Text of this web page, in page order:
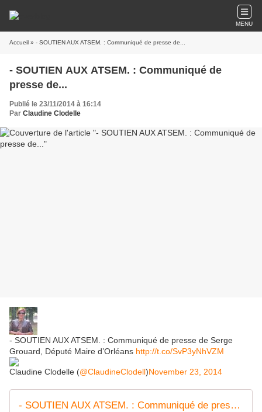
MENU
Accueil » - SOUTIEN AUX ATSEM. : Communiqué de presse de...
- SOUTIEN AUX ATSEM. : Communiqué de
presse de...
Publié le 23/11/2014 à 16:14
Par Claudine Clodelle
- SOUTIEN AUX ATSEM. : Communiqué de presse de Serge
Grouard, Député Maire d’Orléans http://t.co/SvP3yNhVZM
Claudine Clodelle (@ClaudineClodell)November 23, 2014
- SOUTIEN AUX ATSEM. : Communiqué de presse de Serge Grouard, Député Maire d'Orléans - VIVRE AUTREMENT VOS LOISIRS avec Clodelle